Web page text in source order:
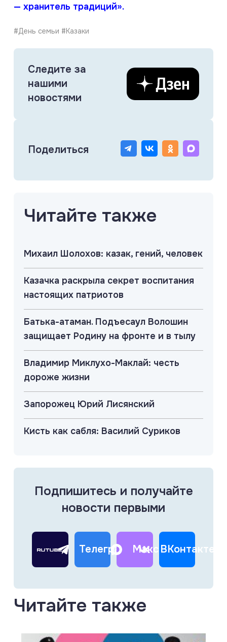
— хранитель традиций».
#День семьи #Казаки
Следите за
нашими
новостями
Поделиться
Читайте также
Михаил Шолохов: казак, гений, человек
Казачка раскрыла секрет воспитания
настоящих патриотов
Батька-атаман. Подъесаул Волошин
защищает Родину на фронте и в тылу
Владимир Миклухо-Маклай: честь
дороже жизни
Запорожец Юрий Лисянский
Кисть как сабля: Василий Суриков
Подпишитесь и получайте
новости первыми
Телеграм Макс ВКонтакте
Читайте также